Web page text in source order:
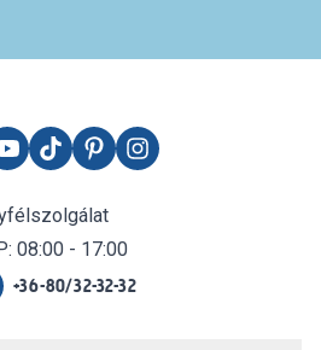
08:00 - 17:00
+36-80/32-32-32